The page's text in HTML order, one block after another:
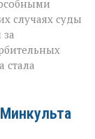
случаях суды
стала